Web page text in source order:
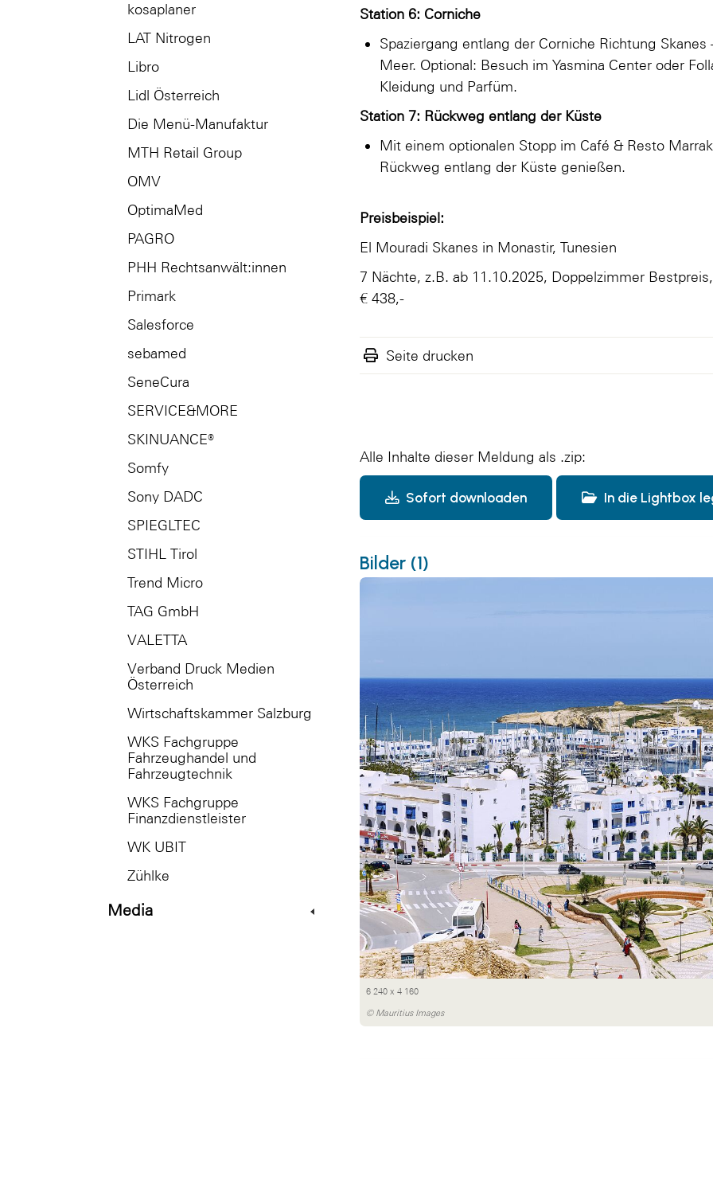
kosaplaner
LAT Nitrogen
Libro
Lidl Österreich
Die Menü-Manufaktur
MTH Retail Group
OMV
OptimaMed
PAGRO
PHH Rechtsanwält:innen
Primark
Salesforce
sebamed
SeneCura
SERVICE&MORE
SKINUANCE®
Somfy
Sony DADC
SPIEGLTEC
STIHL Tirol
Trend Micro
TAG GmbH
VALETTA
Verband Druck Medien
Österreich
Wirtschaftskammer Salzburg
WKS Fachgruppe
Fahrzeughandel und
Fahrzeugtechnik
WKS Fachgruppe
Finanzdienstleister
WK UBIT
Zühlke
Media
Station 6: Corniche
Spaziergang entlang der Corniche Richtung
Meer. Optional: Besuch im Yasmina Center oder
Kleidung und Parfüm.
Station 7: Rückweg entlang der Küste
Mit einem optionalen Stopp im Café & Resto
Rückweg entlang der Küste genießen.
Preisbeispiel:
El Mouradi Skanes in Monastir, Tunesien
7 Nächte, z.B. ab 11.10.2025, Doppelzimmer
€ 438,-
Seite drucken
Alle Inhalte dieser Meldung als .zip:
Sofort downloaden In die Lightbox
Bilder (1)
6 240 x 4 160
© Mauritius Images